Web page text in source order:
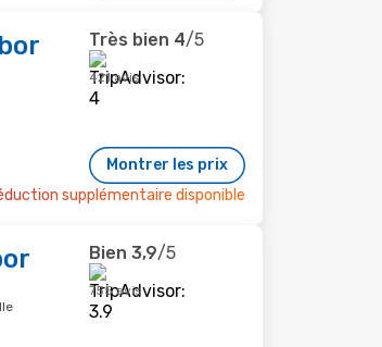
Très bien 4/5
421 avis
Montrer les prix
supplémentaire disponible
Bien 3,9/5
755 avis